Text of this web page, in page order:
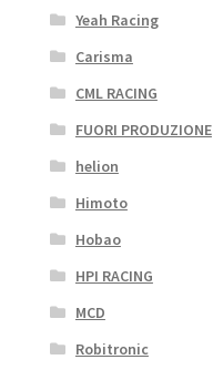
Yeah Racing
Carisma
CML RACING
FUORI PRODUZIONE
helion
Himoto
Hobao
HPI RACING
MCD
Robitronic